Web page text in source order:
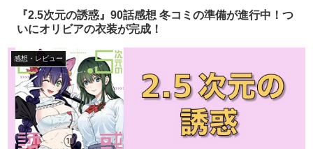
『2.5次元の誘惑』90話感想 冬コミの準備が進行中！つ
いにオリビアの衣装が完成！
感想・レビュー